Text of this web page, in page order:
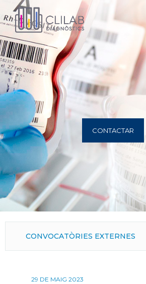
CONTACTAR
29 DE MAIG 2023
CONVOCATÒRIES EXTERNES